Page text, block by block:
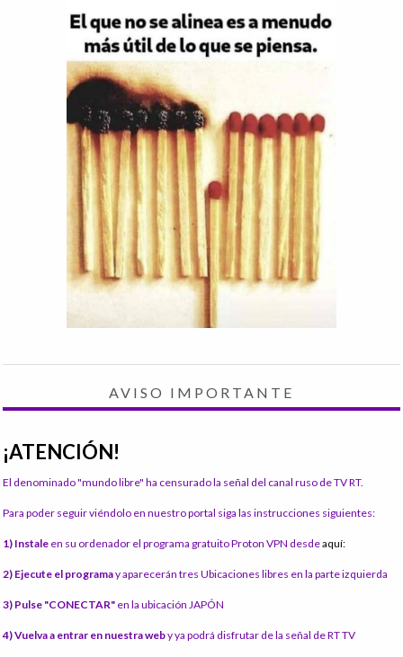
AVISO IMPORTANTE
¡ATENCIÓN!
El denominado "mundo libre" ha censurado la señal del canal ruso de TV RT.
Para poder seguir viéndolo en nuestro portal siga las instrucciones siguientes:
1) Instale en su ordenador el programa gratuito Proton VPN desdeaquí:
2) Ejecute el programay aparecerán tres Ubicaciones libres en la parte izquierda
3) Pulse "CONECTAR" en la ubicación JAPÓN
4) Vuelva a entrar en nuestra weby ya podrá disfrutar de la señal de RT TV